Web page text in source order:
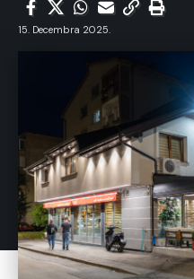
15. Decembra 2025.